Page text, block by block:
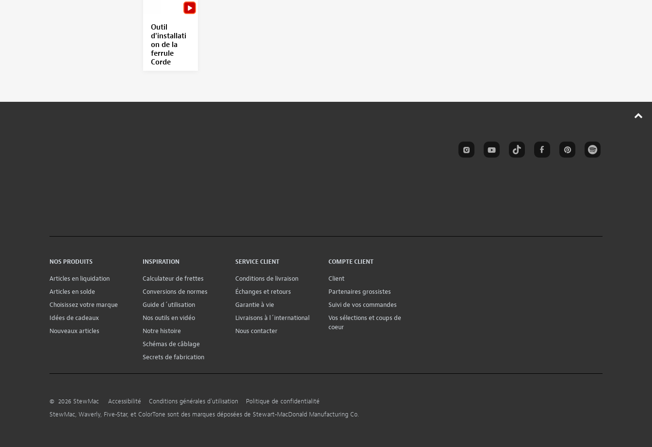
Outil
d'installati
on de la
ferrule
Corde
NOS PRODUITS
Articles en liquidation
Articles en solde
Choisissez votre marque
Idées de cadeaux
Nouveaux articles
INSPIRATION
Calculateur de frettes
Conversions de normes
Guide d´utilisation
Nos outils en vidéo
Notre histoire
Schémas de câblage
Secrets de fabrication
SERVICE CLIENT
Conditions de livraison
Échanges et retours
Garantie à vie
Livraisons à l´international
Nous contacter
COMPTE CLIENT
Client
Partenaires grossistes
Suivi de vos commandes
Vos sélections et coups de
coeur
© 2026 StewMac Accessibilité Conditions générales d’utilisation
Politique de confidentialité
StewMac, Waverly, Five-Star, et ColorTone sont des marques déposées de Stewart-MacDonald Manufacturing Co.